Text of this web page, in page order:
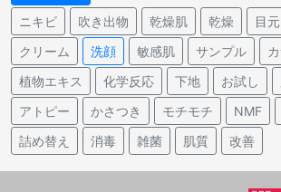
ニキビ
吹き出物 乾燥肌 乾燥 目元
クリーム
洗顔 敏感肌 サンプル
植物エキス
化学反応 下地 お試し
アトピー
かさつき モチモチ NMF
詰め替え
消毒 雑菌 肌質 改善